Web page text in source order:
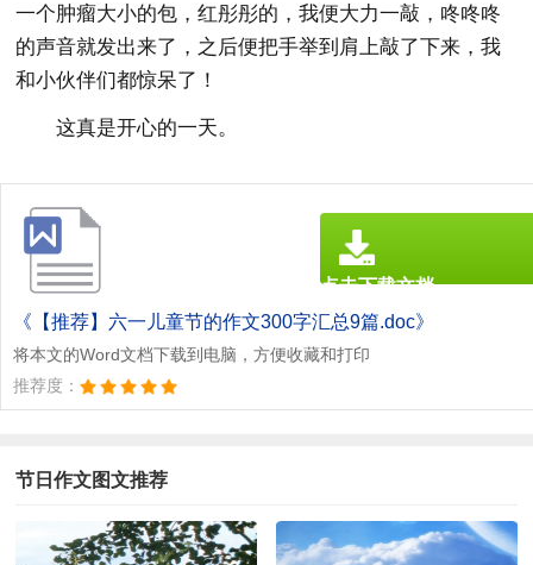
一个肿瘤大小的包，红彤彤的，我便大力一敲，咚咚咚
的声音就发出来了，之后便把手举到肩上敲了下来，我
和小伙伴们都惊呆了！
这真是开心的一天。
《【推荐】六一儿童节的作文300字汇总9篇.doc》
将本文的Word文档下载到电脑，方便收藏和打印
推荐度：
点击下载文档
文档为doc格式
节日作文图文推荐